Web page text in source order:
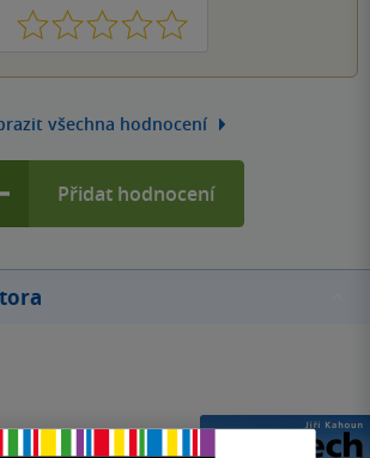
1 2 3 4 5
všechna hodnocení
Přidat hodnocení